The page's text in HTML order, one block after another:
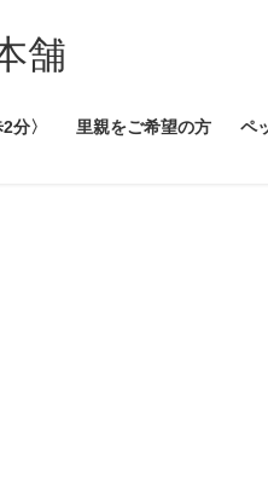
舗
分〉 里親をご希望の方 ペ